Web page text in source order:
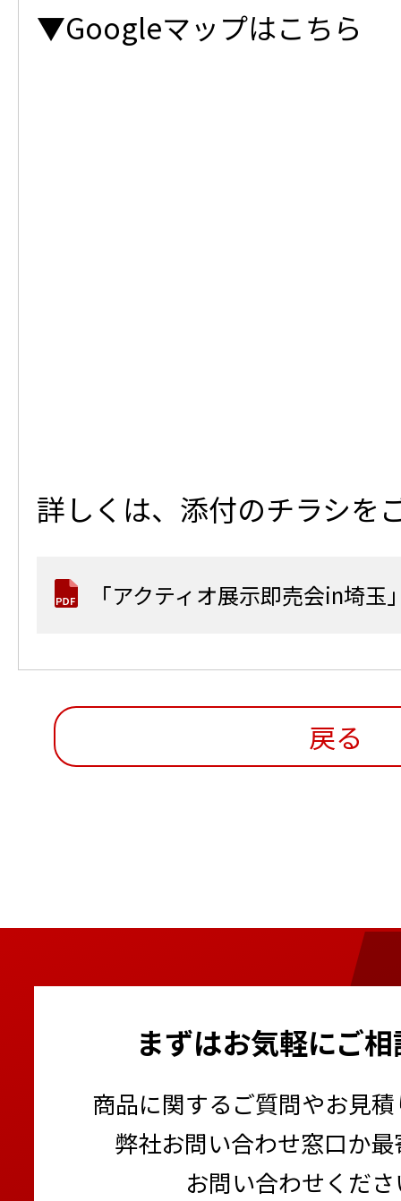
▼Googleマップはこちら
詳しくは、添付のチラシを
「アクティオ展示即売会in埼玉
戻る
まずはお気軽にご
商品に関するご質問やお見
弊社お問い合わせ窓口か
お問い合わせくだ